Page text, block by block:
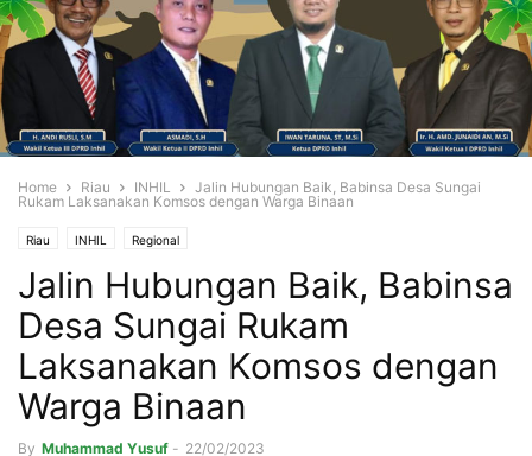
Home Riau INHIL
Jalin Hubungan Baik, Babinsa Desa Sungai
Rukam Laksanakan Komsos dengan Warga Binaan
Riau INHIL Regional
Jalin Hubungan Baik, Babinsa
Desa Sungai Rukam
Laksanakan Komsos dengan
Warga Binaan
By Muhammad Yusuf - 22/02/2023